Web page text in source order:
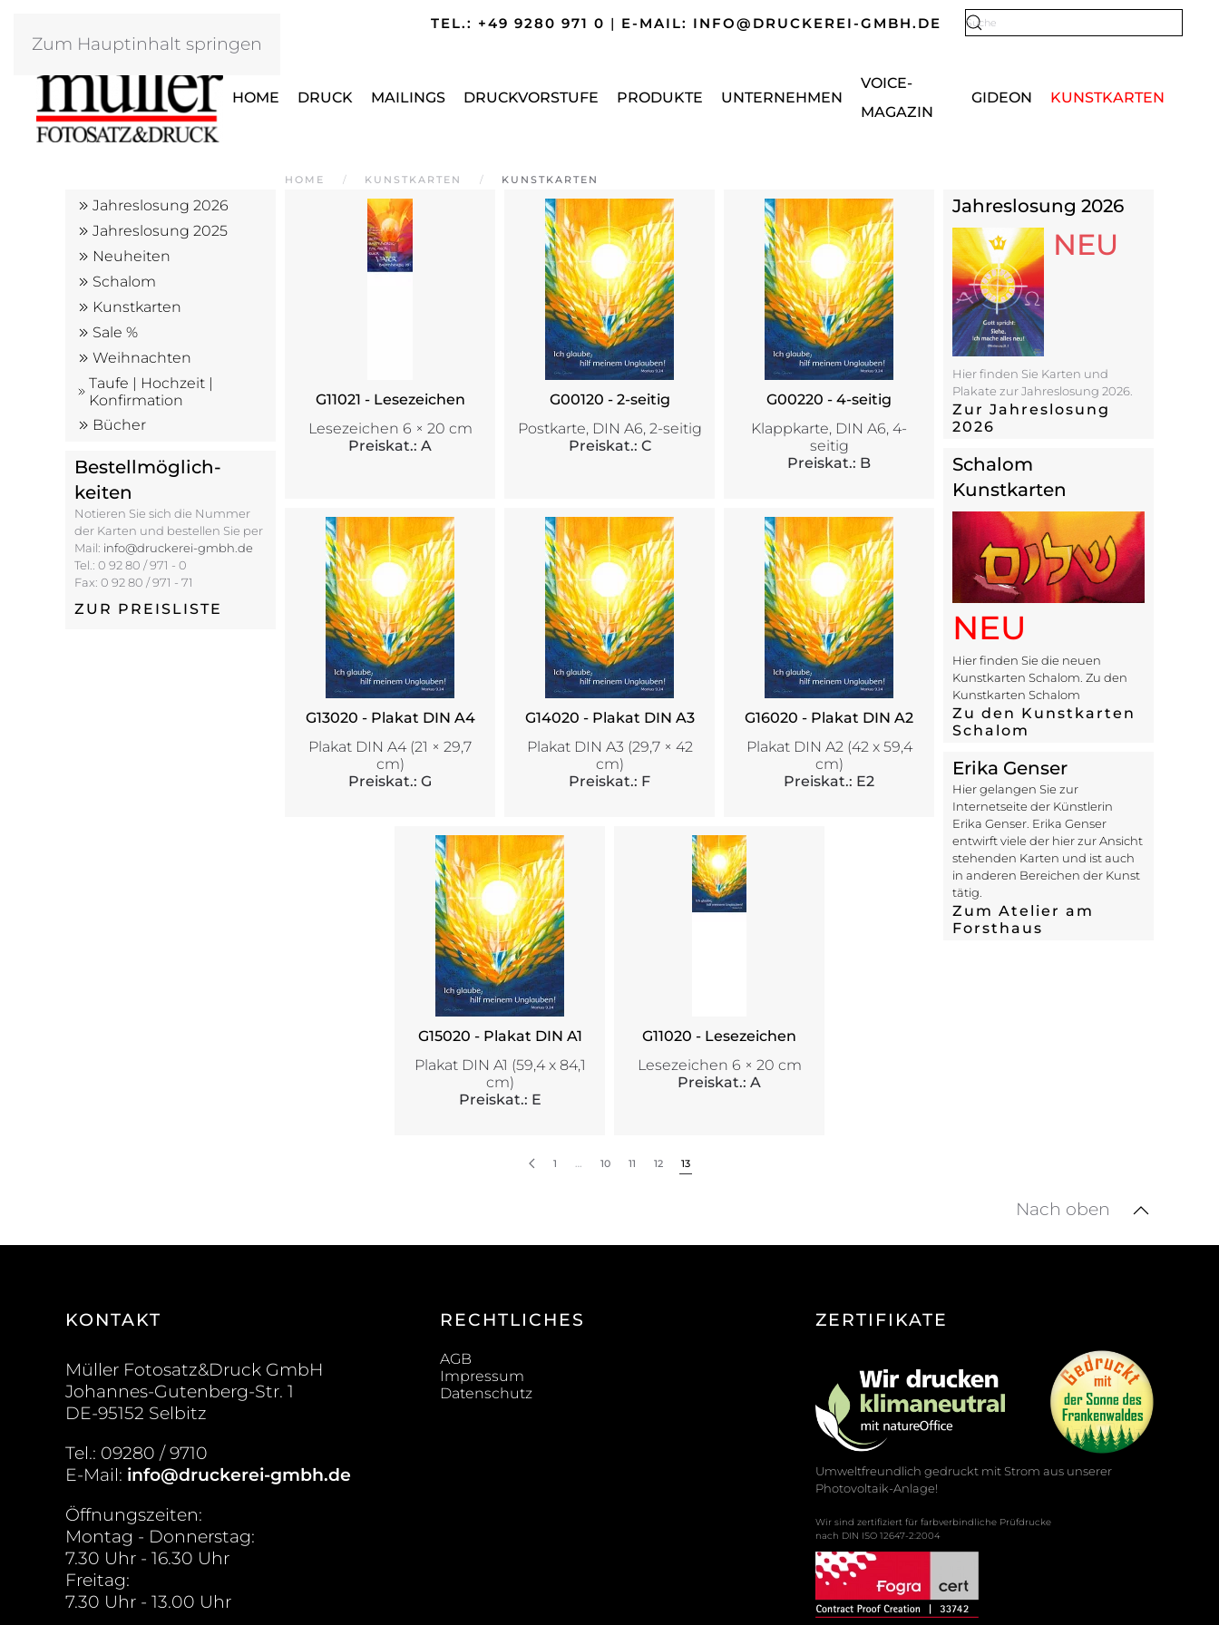
Zum Hauptinhalt springen
TEL.: +49 9280 971 0 | E-MAIL: INFO@DRUCKEREI-GMBH.DE
HOME DRUCK MAILINGS DRUCKVORSTUFE PRODUKTE UNTERNEHMEN
VOICE-
MAGAZIN
GIDEON KUNSTKARTEN
HOME KUNSTKARTEN KUNSTKARTEN
Jahreslosung 2026
Jahreslosung 2025
Neuheiten
Schalom
Kunstkarten
Sale %
Weihnachten
Taufe | Hochzeit |
Konfirmation
Bücher
Bestell­möglich­
keiten
Notieren Sie sich die Nummer
der Karten und bestellen Sie per
Mail: info@druckerei-gmbh.de
Tel.: 0 92 80 / 971 - 0
Fax: 0 92 80 / 971 - 71
ZUR PREISLISTE
G11021 - Lesezeichen
Lesezeichen 6 × 20 cm
Preiskat.: A
G00120 - 2-seitig
Postkarte, DIN A6, 2-seitig
Preiskat.: C
G00220 - 4-seitig
Klappkarte, DIN A6, 4-
seitig
Preiskat.: B
G13020 - Plakat DIN A4
Plakat DIN A4 (21 × 29,7
cm)
Preiskat.: G
G14020 - Plakat DIN A3
Plakat DIN A3 (29,7 × 42
cm)
Preiskat.: F
G16020 - Plakat DIN A2
Plakat DIN A2 (42 x 59,4
cm)
Preiskat.: E2
G15020 - Plakat DIN A1
Plakat DIN A1 (59,4 x 84,1
cm)
Preiskat.: E
G11020 - Lesezeichen
Lesezeichen 6 × 20 cm
Preiskat.: A
1 10 11 12 13
Jahreslosung 2026
NEU
Hier finden Sie Karten und
Plakate zur Jahreslosung 2026.
Zur Jahreslosung
2026
Schalom
Kunstkarten
NEU
Hier finden Sie die neuen
Kunstkarten Schalom. Zu den
Kunstkarten Schalom
Zu den Kunstkarten
Schalom
Erika Genser
Hier gelangen Sie zur
Internetseite der Künstlerin
Erika Genser. Erika Genser
entwirft viele der hier zur Ansicht
stehenden Karten und ist auch
in anderen Bereichen der Kunst
tätig.
Zum Atelier am
Forsthaus
Nach oben
KONTAKT
Müller Fotosatz&Druck GmbH
Johannes-Gutenberg-Str. 1
DE-95152 Selbitz
Tel.: 09280 / 9710
E-Mail: info@druckerei-gmbh.de
Öffnungszeiten:
Montag - Donnerstag:
7.30 Uhr - 16.30 Uhr
Freitag:
7.30 Uhr - 13.00 Uhr
RECHTLICHES
AGB
Impressum
Datenschutz
ZERTIFIKATE
Umweltfreundlich gedruckt mit Strom aus unserer
Photovoltaik-Anlage!
Wir sind zertifiziert für farbverbindliche Prüfdrucke
nach DIN ISO 12647-2:2004